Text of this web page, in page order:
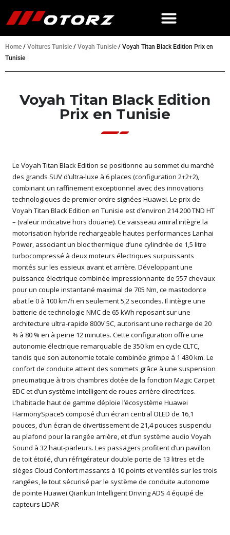
Home / Voitures Tunisie / Voyah Tunisie / Voyah Titan Black Edition Prix en
Tunisie
Voyah Titan Black Edition
Prix en Tunisie
Le Voyah Titan Black Edition se positionne au sommet du marché
des grands SUV d’ultra-luxe à 6 places (configuration 2+2+2),
combinant un raffinement exceptionnel avec des innovations
technologiques de premier ordre signées Huawei. Le prix de
Voyah Titan Black Edition en Tunisie est d’environ 214 200 TND HT
– (valeur indicative hors douane). Ce vaisseau amiral intègre la
motorisation hybride rechargeable hautes performances Lanhai
Power, associant un bloc thermique d’une cylindrée de 1,5 litre
turbocompressé à deux moteurs électriques surpuissants
montés sur les essieux avant et arrière. Développant une
puissance électrique combinée impressionnante de 557 chevaux
pour un couple instantané maximal de 705 Nm, ce mastodonte
abat le 0 à 100 km/h en seulement 5,2 secondes. Il intègre une
batterie de technologie NMC de 65 kWh reposant sur une
architecture ultra-rapide 800V 5C, autorisant une recharge de 20
% à 80 % en à peine 12 minutes. Cette configuration offre une
autonomie électrique remarquable de 350 km en cycle CLTC,
tandis que son autonomie totale combinée grimpe à 1 430 km. Le
confort de conduite atteint des sommets grâce à une suspension
pneumatique à trois chambres dotée de la fonction Magic Carpet
EDC et d’un système intelligent de roues arrière directrices.
L’habitacle haut de gamme déploie l’écosystème Huawei
HarmonySpace5 composé d’un écran central OLED de 16,1
pouces, d’un écran de divertissement de 21,4 pouces suspendu
au plafond pour la rangée arrière, et d’un système audio Voyah
Sound à 32 haut-parleurs. Les passagers profitent d’un pavillon
de toit étoilé, d’un réfrigérateur double porte de 13 litres et de
sièges Cloud Confort massants à 10 points et ventilés sur les trois
rangées, le tout sécurisé par le système de conduite autonome
de pointe Huawei Qiankun Intelligent Driving ADS 4 équipé de
capteurs LiDAR